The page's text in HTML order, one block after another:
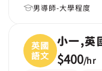
男導師-大學程度
英國
語文
小一,英
$400/hr